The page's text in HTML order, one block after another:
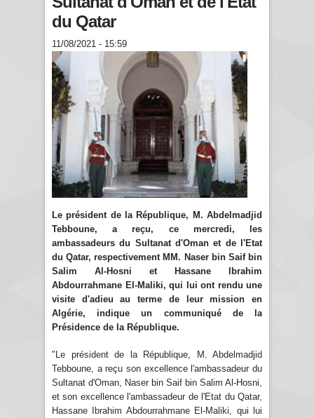
du Qatar
11/08/2021 - 15:59
Le président de la République, M. Abdelmadjid
Tebboune, a reçu, ce mercredi, les
ambassadeurs du Sultanat d'Oman et de l'Etat
du Qatar, respectivement MM. Naser bin Saif bin
Salim Al-Hosni et Hassane Ibrahim
Abdourrahmane El-Maliki, qui lui ont rendu une
visite d'adieu au terme de leur mission en
Algérie, indique un communiqué de la
Présidence de la République.
"Le président de la République, M. Abdelmadjid
Tebboune, a reçu son excellence l'ambassadeur du
Sultanat d'Oman, Naser bin Saif bin Salim Al-Hosni,
et son excellence l'ambassadeur de l'Etat du Qatar,
Hassane Ibrahim Abdourrahmane El-Maliki, qui lui